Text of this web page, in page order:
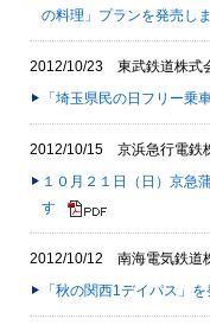
の料理」プランを発売し
2012/10/23 東武鉄道株式
「埼玉県民の日フリー乗
2012/10/15 京浜急行電鉄
１０月２１日（日）京急
す
2012/10/12 南海電気鉄道
「秋の関西1デイパス」